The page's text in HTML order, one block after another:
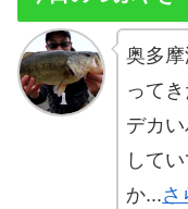
奥多
って
デカ
して
か...さ